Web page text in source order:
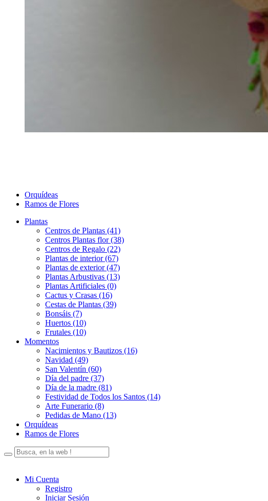
Orquídeas
Ramos de Flores
Plantas
Centros de Plantas (41)
Centros Plantas flor (38)
Centros de Regalo (22)
Plantas de interior (67)
Plantas de exterior (47)
Plantas Arbustivas (13)
Plantas Artificiales (0)
Cactus y Crasas (16)
Cestas de Plantas (39)
Bonsáis (7)
Huertos (10)
Frutales (10)
Momentos
Nacimientos y Bautizos (16)
Navidad (49)
San Valentín (60)
Día del padre (37)
Día de la madre (81)
Festividad de Todos los Santos (14)
Arte Funerario (8)
Pedidas de Mano (13)
Orquídeas
Ramos de Flores
Mi Cuenta
Registro
Iniciar Sesión